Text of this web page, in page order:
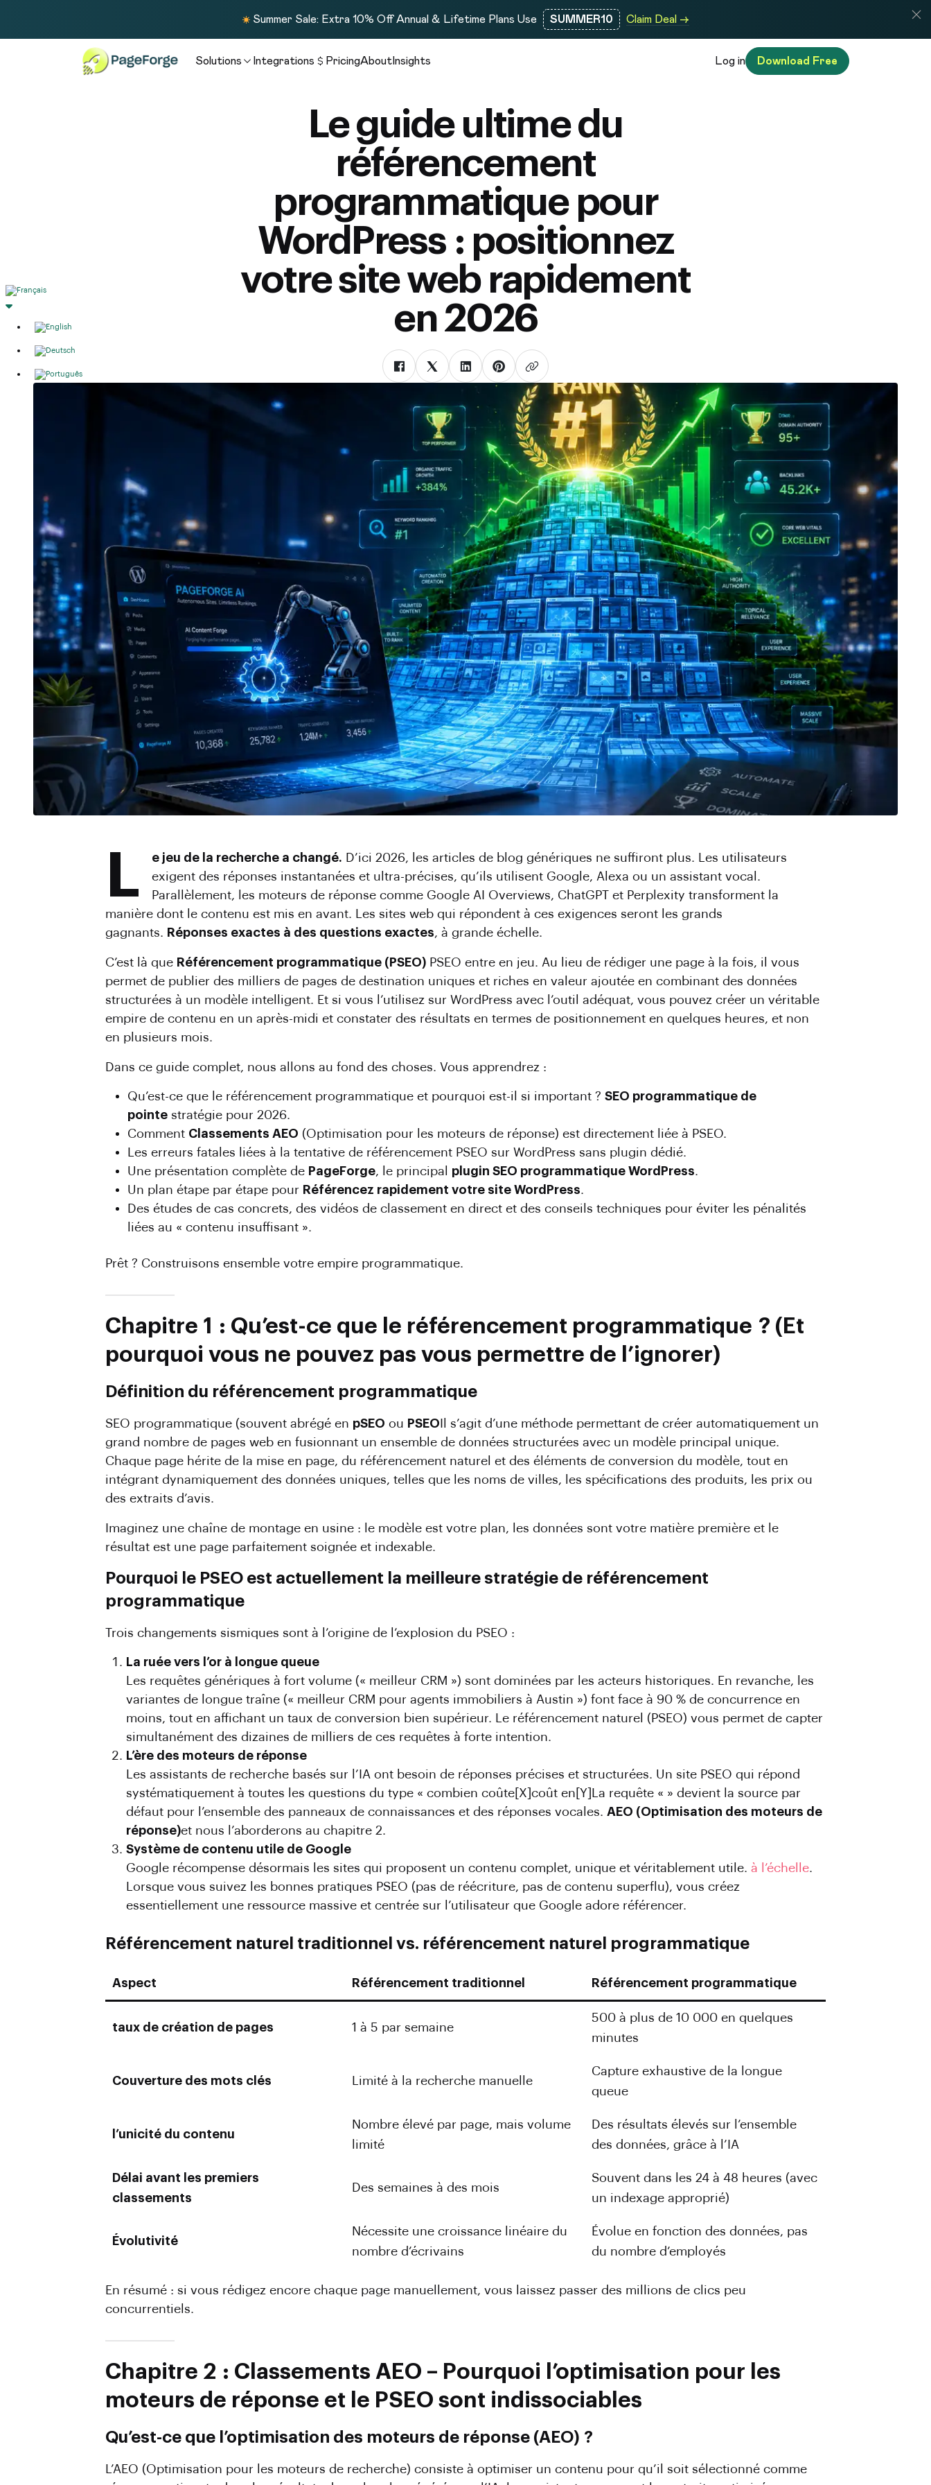
Summer Sale: Extra 10% Off Annual & Lifetime Plans Use SUMMER10 Claim Deal →
Solutions Integrations PricingAbout Insights Log in Download Free
Le guide ultime du
référencement
programmatique pour
WordPress : positionnez
votre site web rapidement
en 2026
L e jeu de la recherche a changé. D’ici 2026, les articles de blog génériques ne suffiront plus. Les utilisateurs
exigent des réponses instantanées et ultra-précises, qu’ils utilisent Google, Alexa ou un assistant vocal.
Parallèlement, les moteurs de réponse comme Google AI Overviews, ChatGPT et Perplexity transforment la
manière dont le contenu est mis en avant. Les sites web qui répondent à ces exigences seront les grands
gagnants. Réponses exactes à des questions exactes, à grande échelle.
C’est là que Référencement programmatique (PSEO) PSEO entre en jeu. Au lieu de rédiger une page à la fois, il vous
permet de publier des milliers de pages de destination uniques et riches en valeur ajoutée en combinant des données
structurées à un modèle intelligent. Et si vous l’utilisez sur WordPress avec l’outil adéquat, vous pouvez créer un véritable
empire de contenu en un après-midi et constater des résultats en termes de positionnement en quelques heures, et non
en plusieurs mois.
Dans ce guide complet, nous allons au fond des choses. Vous apprendrez :
Qu’est-ce que le référencement programmatique et pourquoi est-il si important ? SEO programmatique de
pointe stratégie pour 2026.
Comment Classements AEO (Optimisation pour les moteurs de réponse) est directement liée à PSEO.
Les erreurs fatales liées à la tentative de référencement PSEO sur WordPress sans plugin dédié.
Une présentation complète de PageForge, le principal plugin SEO programmatique WordPress.
Un plan étape par étape pour Référencez rapidement votre site WordPress.
Des études de cas concrets, des vidéos de classement en direct et des conseils techniques pour éviter les pénalités
liées au « contenu insuffisant ».
Prêt ? Construisons ensemble votre empire programmatique.
Chapitre 1 : Qu’est-ce que le référencement programmatique ? (Et
pourquoi vous ne pouvez pas vous permettre de l’ignorer)
Définition du référencement programmatique
SEO programmatique (souvent abrégé en pSEO ou PSEO Il s’agit d’une méthode permettant de créer automatiquement un
grand nombre de pages web en fusionnant un ensemble de données structurées avec un modèle principal unique.
Chaque page hérite de la mise en page, du référencement naturel et des éléments de conversion du modèle, tout en
intégrant dynamiquement des données uniques, telles que les noms de villes, les spécifications des produits, les prix ou
des extraits d’avis.
Imaginez une chaîne de montage en usine : le modèle est votre plan, les données sont votre matière première et le
résultat est une page parfaitement soignée et indexable.
Pourquoi le PSEO est actuellement la meilleure stratégie de référencement
programmatique
Trois changements sismiques sont à l’origine de l’explosion du PSEO :
La ruée vers l’or à longue queue
Les requêtes génériques à fort volume (« meilleur CRM ») sont dominées par les acteurs historiques. En revanche, les
variantes de longue traîne (« meilleur CRM pour agents immobiliers à Austin ») font face à 90 % de concurrence en
moins, tout en affichant un taux de conversion bien supérieur. Le référencement naturel (PSEO) vous permet de capter
simultanément des dizaines de milliers de ces requêtes à forte intention.
L’ère des moteurs de réponse
Les assistants de recherche basés sur l’IA ont besoin de réponses précises et structurées. Un site PSEO qui répond
systématiquement à toutes les questions du type « combien coûte[X]coût en[Y]La requête « » devient la source par
défaut pour l’ensemble des panneaux de connaissances et des réponses vocales. AEO (Optimisation des moteurs de
réponse)et nous l’aborderons au chapitre 2.
Système de contenu utile de Google
Google récompense désormais les sites qui proposent un contenu complet, unique et véritablement utile. à l’échelle.
Lorsque vous suivez les bonnes pratiques PSEO (pas de réécriture, pas de contenu superflu), vous créez
essentiellement une ressource massive et centrée sur l’utilisateur que Google adore référencer.
Référencement naturel traditionnel vs. référencement naturel programmatique
Aspect Référencement traditionnel Référencement programmatique
taux de création de pages 1 à 5 par semaine
500 à plus de 10 000 en quelques
minutes
Couverture des mots clés Limité à la recherche manuelle
Capture exhaustive de la longue
queue
l’unicité du contenu
Nombre élevé par page, mais volume
limité
Des résultats élevés sur l’ensemble
des données, grâce à l’IA
Délai avant les premiers
classements
Des semaines à des mois
Souvent dans les 24 à 48 heures (avec
un indexage approprié)
Évolutivité
Nécessite une croissance linéaire du
nombre d’écrivains
Évolue en fonction des données, pas
du nombre d’employés
En résumé : si vous rédigez encore chaque page manuellement, vous laissez passer des millions de clics peu
concurrentiels.
Chapitre 2 : Classements AEO – Pourquoi l’optimisation pour les
moteurs de réponse et le PSEO sont indissociables
Qu’est-ce que l’optimisation des moteurs de réponse (AEO) ?
L’AEO (Optimisation pour les moteurs de recherche) consiste à optimiser un contenu pour qu’il soit sélectionné comme